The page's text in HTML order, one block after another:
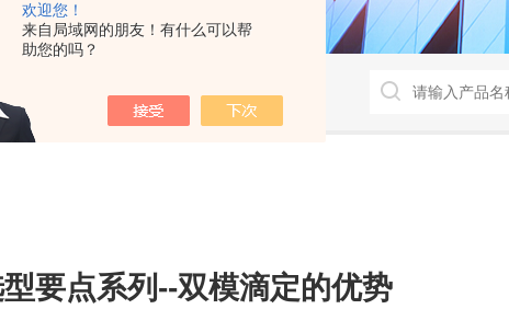
欢迎您！
来自局域网的朋友！有什么可以帮
助您的吗？
要点系列--双模滴定的优势